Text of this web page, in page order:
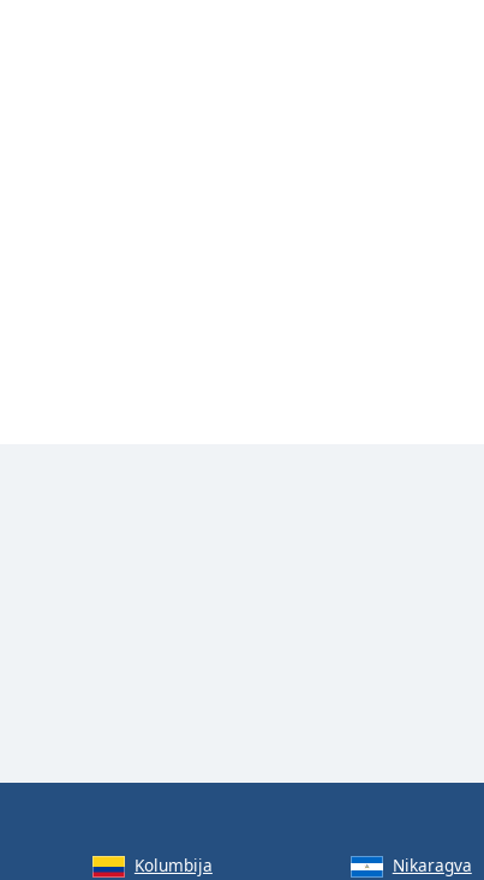
Kolumbija Nikaragva